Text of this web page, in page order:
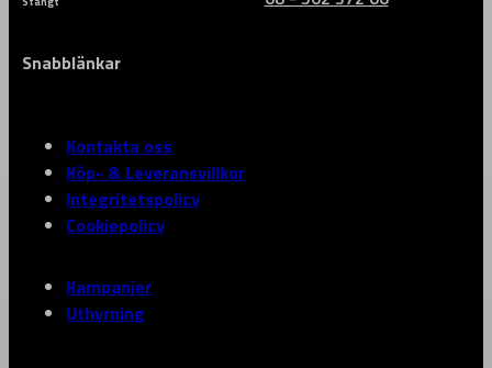
Snabblänkar
Kontakta oss
Köp- & Leveransvillkor
Integritetspolicy
Cookiepolicy
Kampanjer
Uthyrning